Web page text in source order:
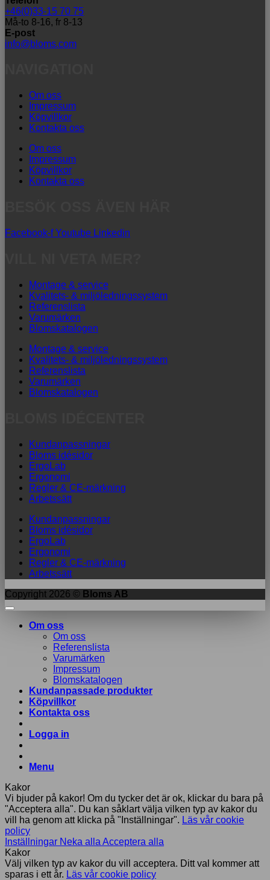
+46(0)33-15 70 75
Må-to 8-16, fr 8-13
E-post
info@bloms.com
Om oss
Impressum
Köpvillkor
Kontakta oss
Om oss
Impressum
Köpvillkor
Kontakta oss
Facebook-f Youtube Linkedin
Montage & service
Kvalitets- & miljöledningssystem
Referenslista
Varumärken
Blomskatalogen
Montage & service
Kvalitets- & miljöledningssystem
Referenslista
Varumärken
Blomskatalogen
Kundanpassningar
Bloms idésidor
ErgoLab
Ergonomi
Regler & CE-märkning
Arbetssätt
Kundanpassningar
Bloms idésidor
ErgoLab
Ergonomi
Regler & CE-märkning
Arbetssätt
Copyright 2026 © Bloms AB
Om oss
Om oss
Referenslista
Varumärken
Impressum
Blomskatalogen
Kundanpassade produkter
Köpvillkor
Kontakta oss
Logga in
Menu
Kakor
Vi bjuder på kakor! Om du tycker det är ok, klickar du bara på
"Acceptera alla". Du kan såklart välja vilken typ av kakor du
vill ha genom att klicka på "Inställningar". Läs vår cookie
policy
Inställningar Neka alla Acceptera alla
Kakor
Välj vilken typ av kakor du vill acceptera. Ditt val kommer att
sparas i ett år. Läs vår cookie policy